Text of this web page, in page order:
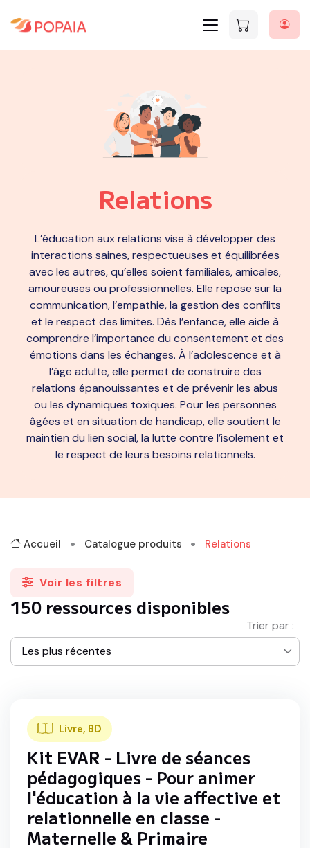
Relations
L’éducation aux relations vise à développer des
interactions saines, respectueuses et équilibrées
avec les autres, qu’elles soient familiales, amicales,
amoureuses ou professionnelles. Elle repose sur la
communication, l’empathie, la gestion des conflits
et le respect des limites. Dès l’enfance, elle aide à
comprendre l’importance du consentement et des
émotions dans les échanges. À l’adolescence et à
l’âge adulte, elle permet de construire des
relations épanouissantes et de prévenir les abus
ou les dynamiques toxiques. Pour les personnes
âgées et en situation de handicap, elle soutient le
maintien du lien social, la lutte contre l’isolement et
le respect de leurs besoins relationnels.
Accueil Catalogue produits Relations
Voir les filtres
150 ressources disponibles
Trier par :
Les plus récentes
Les plus consultées
Les mieux notées
Utilité pédagogique
Autonomie
Livre, BD
Kit EVAR - Livre de séances
pédagogiques - Pour animer
l'éducation à la vie affective et
relationnelle en classe -
Maternelle & Primaire